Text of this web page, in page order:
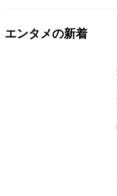
エンタメの新着